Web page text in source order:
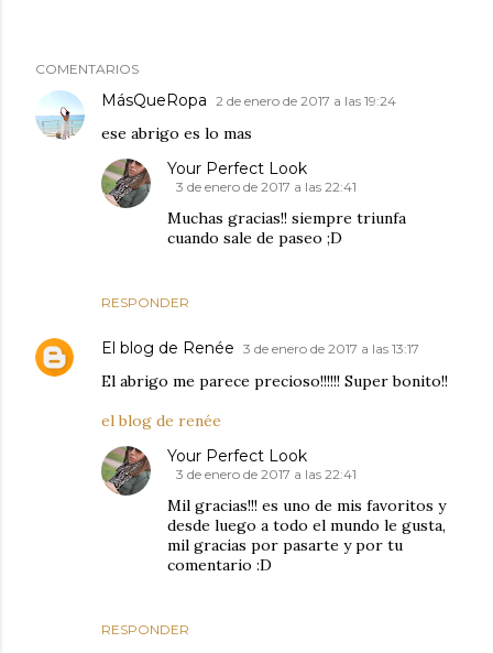
COMENTARIOS
MásQueRopa 2 de enero de 2017 a las 19:24
ese abrigo es lo mas
RESPONDER
Your Perfect Look
3 de enero de 2017 a las 22:41
Muchas gracias!! siempre triunfa
cuando sale de paseo ;D
El blog de Renée 3 de enero de 2017 a las 13:17
El abrigo me parece precioso!!!!!! Super bonito!!
el blog de renée
RESPONDER
Your Perfect Look
3 de enero de 2017 a las 22:41
Mil gracias!!! es uno de mis favoritos y
desde luego a todo el mundo le gusta,
mil gracias por pasarte y por tu
comentario :D